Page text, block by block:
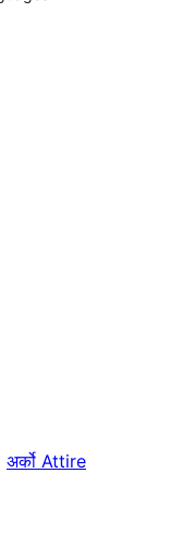
अर्को Attire